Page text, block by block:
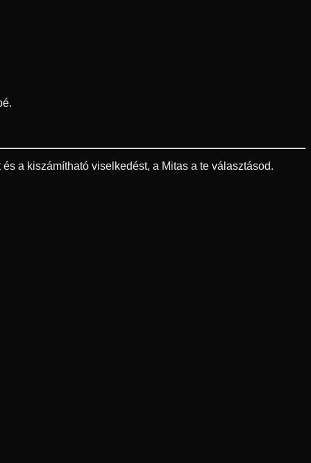
a kiszámítható viselkedést, a Mitas a te választásod.